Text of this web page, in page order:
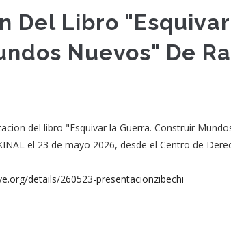
Del Libro
Nuevos" De
del libro "Esquivar la Guerra. Construir
el 23 de mayo 2026, desde el Centro de
details/260523-presentacionzibechi